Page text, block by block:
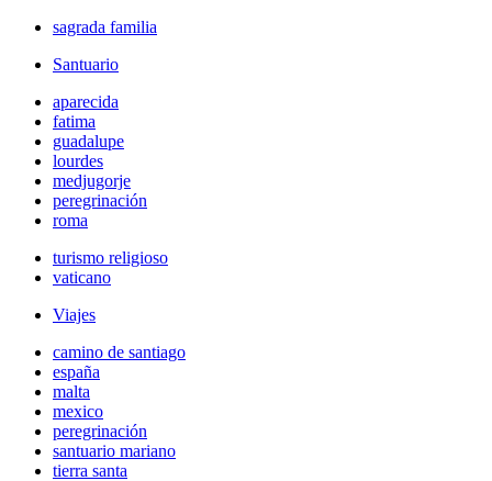
sagrada familia
Santuario
aparecida
fatima
guadalupe
lourdes
medjugorje
peregrinación
roma
turismo religioso
vaticano
Viajes
camino de santiago
españa
malta
mexico
peregrinación
santuario mariano
tierra santa